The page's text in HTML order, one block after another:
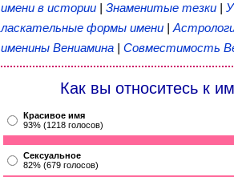
имени в истории| Знаменитые тезки|
ласкательные формы имени|
именины Вениамина | Совместимость
Как вы относитесь к
Красивое имя
93% (1218 голосов)
Сексуальное
82% (679 голосов)